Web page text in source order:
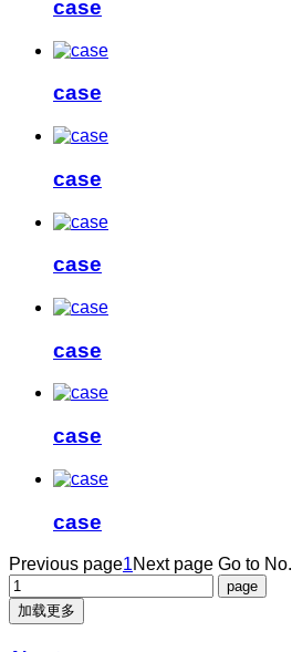
case
case
case
case
case
case
case
Previous page1Next page Go to No.
加载更多